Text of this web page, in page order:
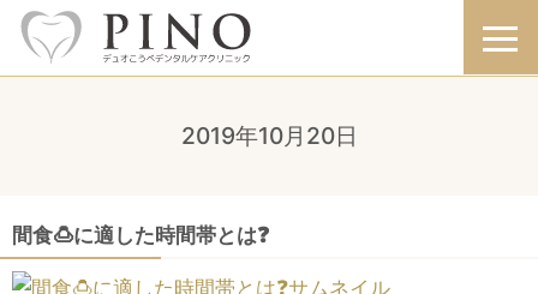
2019年10月20日
間食🍮に適した時間帯とは❓